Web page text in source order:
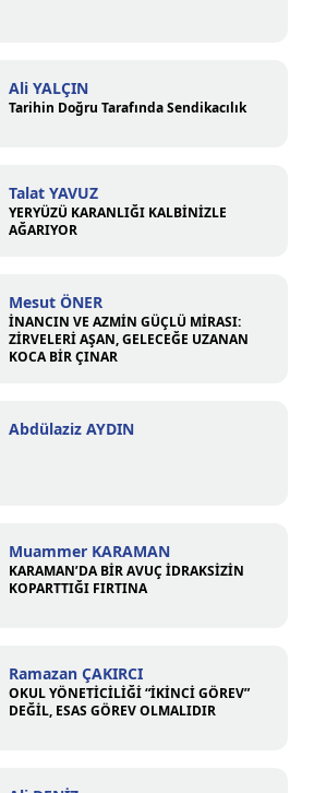
Ali YALÇIN
Tarihin Doğru Tarafında Sendikacılık
Talat YAVUZ
YERYÜZÜ KARANLIĞI KALBİNİZLE
AĞARIYOR
Mesut ÖNER
İNANCIN VE AZMİN GÜÇLÜ MİRASI:
ZİRVELERİ AŞAN, GELECEĞE UZANAN
KOCA BİR ÇINAR
Abdülaziz AYDIN
Muammer KARAMAN
KARAMAN’DA BİR AVUÇ İDRAKSİZİN
KOPARTTIĞI FIRTINA
Ramazan ÇAKIRCI
OKUL YÖNETİCİLİĞİ “İKİNCİ GÖREV”
DEĞİL, ESAS GÖREV OLMALIDIR